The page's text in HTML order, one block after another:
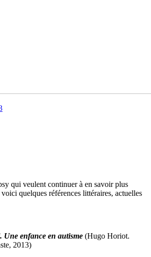
qui veulent continuer à en savoir plus
quelques références littéraires, actuelles
Une enfance en autisme (Hugo Horiot.
2013)